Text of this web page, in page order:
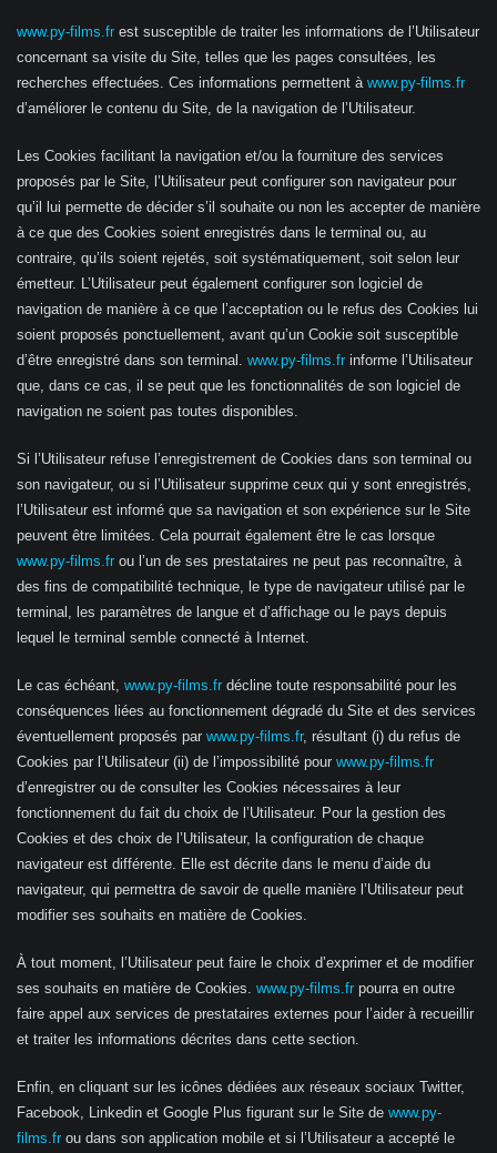
www.py-films.fr est susceptible de traiter les informations de l’Utilisateur
concernant sa visite du Site, telles que les pages consultées, les
recherches effectuées. Ces informations permettent à www.py-films.fr
d’améliorer le contenu du Site, de la navigation de l’Utilisateur.
Les Cookies facilitant la navigation et/ou la fourniture des services
proposés par le Site, l’Utilisateur peut configurer son navigateur pour
qu’il lui permette de décider s’il souhaite ou non les accepter de manière
à ce que des Cookies soient enregistrés dans le terminal ou, au
contraire, qu’ils soient rejetés, soit systématiquement, soit selon leur
émetteur. L’Utilisateur peut également configurer son logiciel de
navigation de manière à ce que l’acceptation ou le refus des Cookies lui
soient proposés ponctuellement, avant qu’un Cookie soit susceptible
d’être enregistré dans son terminal. www.py-films.fr informe l’Utilisateur
que, dans ce cas, il se peut que les fonctionnalités de son logiciel de
navigation ne soient pas toutes disponibles.
Si l’Utilisateur refuse l’enregistrement de Cookies dans son terminal ou
son navigateur, ou si l’Utilisateur supprime ceux qui y sont enregistrés,
l’Utilisateur est informé que sa navigation et son expérience sur le Site
peuvent être limitées. Cela pourrait également être le cas lorsque
www.py-films.fr ou l’un de ses prestataires ne peut pas reconnaître, à
des fins de compatibilité technique, le type de navigateur utilisé par le
terminal, les paramètres de langue et d’affichage ou le pays depuis
lequel le terminal semble connecté à Internet.
Le cas échéant, www.py-films.fr décline toute responsabilité pour les
conséquences liées au fonctionnement dégradé du Site et des services
éventuellement proposés par www.py-films.fr, résultant (i) du refus de
Cookies par l’Utilisateur (ii) de l’impossibilité pour www.py-films.fr
d’enregistrer ou de consulter les Cookies nécessaires à leur
fonctionnement du fait du choix de l’Utilisateur. Pour la gestion des
Cookies et des choix de l’Utilisateur, la configuration de chaque
navigateur est différente. Elle est décrite dans le menu d’aide du
navigateur, qui permettra de savoir de quelle manière l’Utilisateur peut
modifier ses souhaits en matière de Cookies.
À tout moment, l’Utilisateur peut faire le choix d’exprimer et de modifier
ses souhaits en matière de Cookies. www.py-films.fr pourra en outre
faire appel aux services de prestataires externes pour l’aider à recueillir
et traiter les informations décrites dans cette section.
Enfin, en cliquant sur les icônes dédiées aux réseaux sociaux Twitter,
Facebook, Linkedin et Google Plus figurant sur le Site de www.py-
films.fr ou dans son application mobile et si l’Utilisateur a accepté le